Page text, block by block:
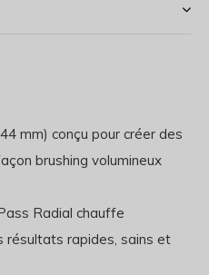
mm) conçu pour créer des
brushing volumineux
Radial chauffe
résultats rapides, sains et